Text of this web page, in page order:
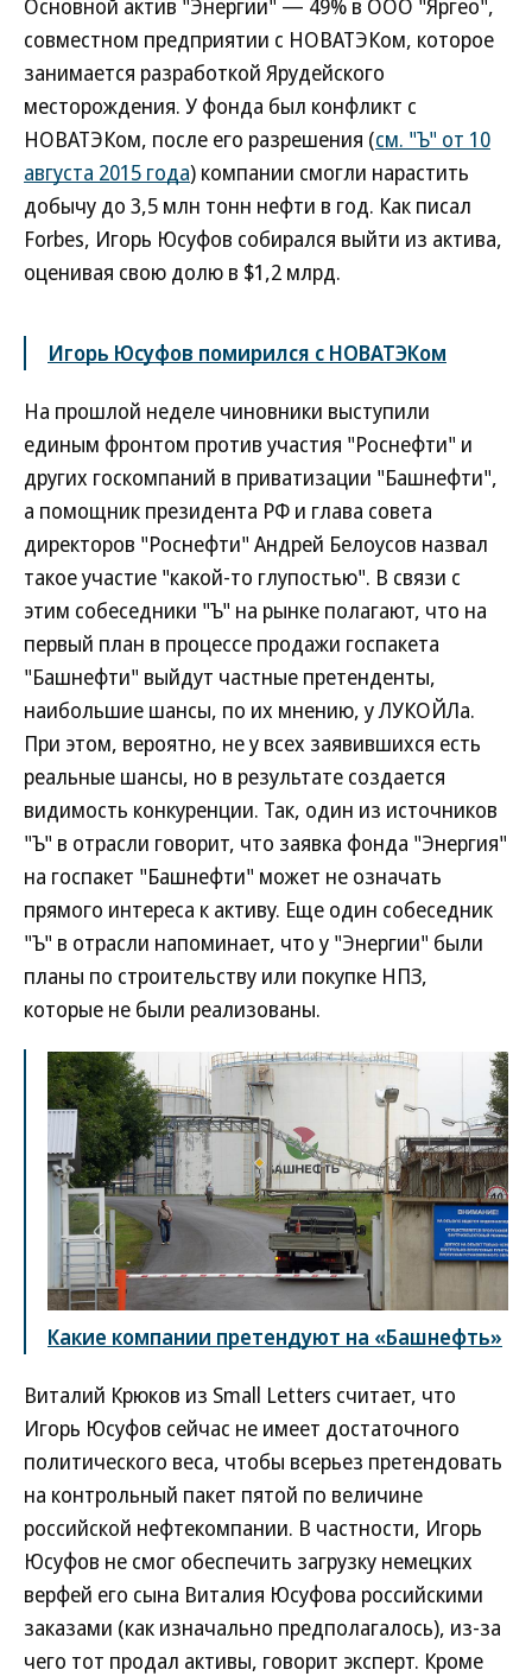
совместном предприятии с НОВАТЭКом, которое
занимается разработкой Ярудейского
месторождения. У фонда был конфликт с
НОВАТЭКом, после его разрешения (см. "Ъ" от 10
августа 2015 года) компании смогли нарастить
добычу до 3,5 млн тонн нефти в год. Как писал
Forbes, Игорь Юсуфов собирался выйти из актива,
оценивая свою долю в $1,2 млрд.
Игорь Юсуфов помирился с НОВАТЭКом
На прошлой неделе чиновники выступили
единым фронтом против участия "Роснефти" и
других госкомпаний в приватизации "Башнефти",
а помощник президента РФ и глава совета
директоров "Роснефти" Андрей Белоусов назвал
такое участие "какой-то глупостью". В связи с
этим собеседники "Ъ" на рынке полагают, что на
первый план в процессе продажи госпакета
"Башнефти" выйдут частные претенденты,
наибольшие шансы, по их мнению, у ЛУКОЙЛа.
При этом, вероятно, не у всех заявившихся есть
реальные шансы, но в результате создается
видимость конкуренции. Так, один из источников
"Ъ" в отрасли говорит, что заявка фонда "Энергия"
на госпакет "Башнефти" может не означать
прямого интереса к активу. Еще один собеседник
"Ъ" в отрасли напоминает, что у "Энергии" были
планы по строительству или покупке НПЗ,
которые не были реализованы.
Какие компании претендуют на «Башнефть»
Виталий Крюков из Small Letters считает, что
Игорь Юсуфов сейчас не имеет достаточного
политического веса, чтобы всерьез претендовать
на контрольный пакет пятой по величине
российской нефтекомпании. В частности, Игорь
Юсуфов не смог обеспечить загрузку немецких
верфей его сына Виталия Юсуфова российскими
заказами (как изначально предполагалось), из-за
чего тот продал активы, говорит эксперт. Кроме